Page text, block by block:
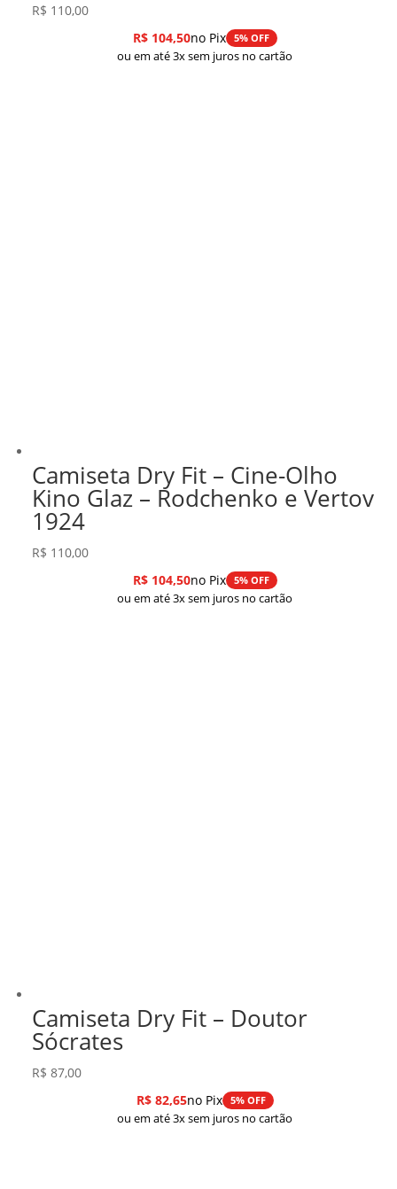
R$ 110,00
R$104,50no Pix 5% OFF
ou em até 3x sem juros no cartão
Camiseta Dry Fit – Cine-Olho
Kino Glaz – Rodchenko e Vertov
1924
R$ 110,00
R$104,50no Pix 5% OFF
ou em até 3x sem juros no cartão
Camiseta Dry Fit – Doutor
Sócrates
R$ 87,00
R$82,65no Pix 5% OFF
ou em até 3x sem juros no cartão